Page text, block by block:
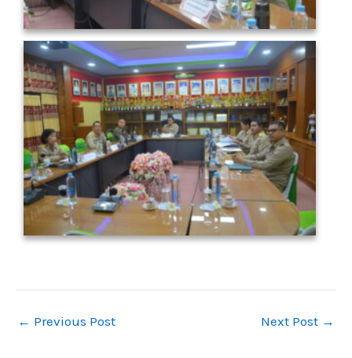
← Previous Post Next Post →